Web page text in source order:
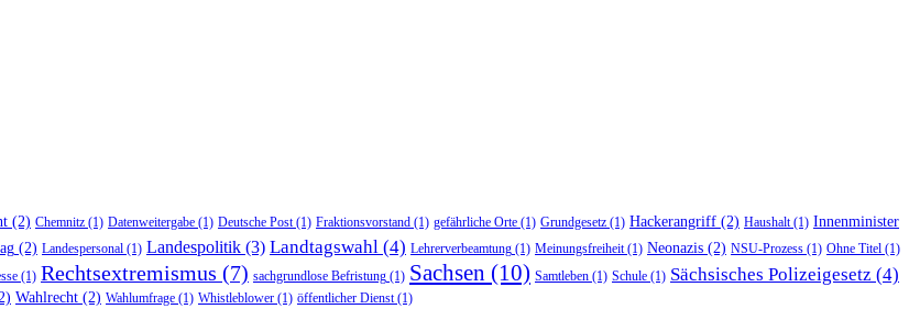
(2) Chemnitz (1) Datenweitergabe (1) Deutsche Post(1) Fraktionsvorstand (1) gefährliche Orte (1) Grundgesetz (1) Hackerangriff (2) Haushalt(1) Innenminister
(2) Landespersonal (1) Landespolitik (3) Landtagswahl (4) Lehrerverbeamtung (1) Meinungsfreiheit(1) Neonazis (2) NSU-Prozess (1) Ohne Titel (1)
(1) Rechtsextremismus (7) sachgrundlose Befristung (1) Sachsen (10) Samtleben (1) Schule (1) Sächsisches Polizeigesetz (4)
Wahlrecht (2) Wahlumfrage (1) Whistleblower (1) öffentlicher Dienst(1)